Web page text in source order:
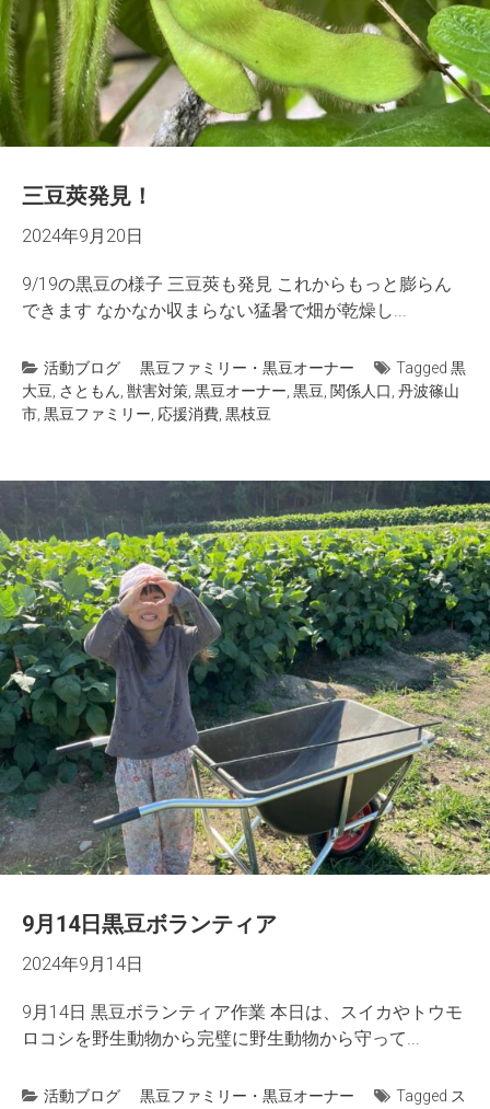
三豆莢発見！
2024年9月20日
9/19の黒豆の様子 三豆莢も発見 これからもっと膨らん
できます なかなか収まらない猛暑で畑が乾燥し...
活動ブログ 黒豆ファミリー・黒豆オーナー Tagged 黒
大豆 さともん 獣害対策 黒豆オーナー 黒豆 関係人口 丹波篠山
市 黒豆ファミリー 応援消費 黒枝豆
9月14日黒豆ボランティア
2024年9月14日
9月14日 黒豆ボランティア作業 本日は、スイカやトウモ
ロコシを野生動物から完璧に野生動物から守って...
活動ブログ 黒豆ファミリー・黒豆オーナー Tagged ス